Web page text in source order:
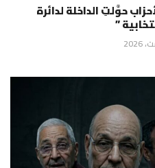
حوَّلتِ الداخلة لدائرة
”